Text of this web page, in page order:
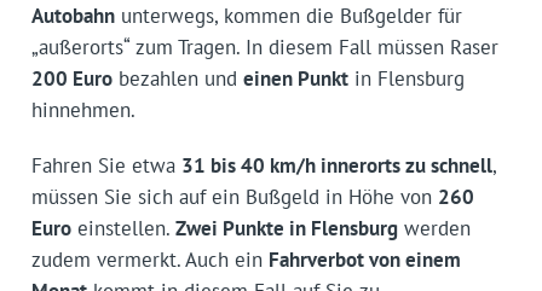
Autobahnunterwegs, kommen die Bußgelder für
„außerorts“ zum Tragen. In diesem Fall müssen Raser
200 Eurobezahlen und einen Punktin Flensburg
hinnehmen.
Fahren Sie etwa 31 bis 40 km/h innerorts zu schnell,
müssen Sie sich auf ein Bußgeld in Höhe von 260
Euroeinstellen. Zwei Punkte in Flensburgwerden
zudem vermerkt. Auch ein Fahrverbot von einem